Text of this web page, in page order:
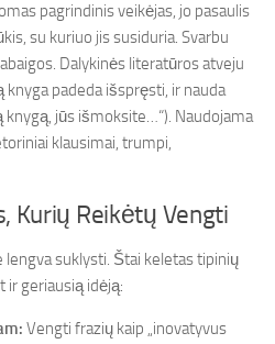
pagrindinis veikėjas, jo pasaulis
su kuriuo jis susiduria. Svarbu
Dalykinės literatūros atveju
padeda išspręsti, ir nauda
knygą, jūs išmoksite…“). Naudojama
klausimai, trumpi,
Kurių Reikėtų Vengti
suklysti. Štai keletas tipinių
ir geriausią idėją:
Vengti frazių kaip „inovatyvus